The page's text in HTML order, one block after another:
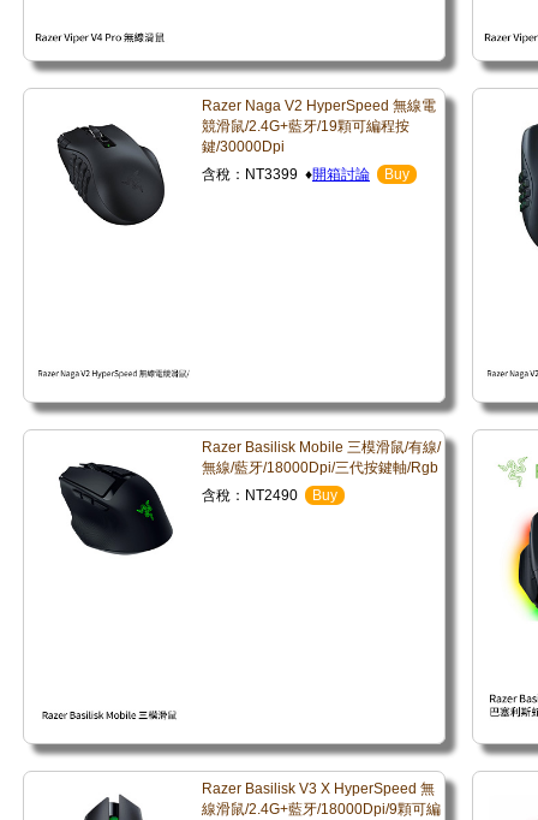
Razer Naga V2 HyperSpeed 無線電
競滑鼠/2.4G+藍牙/19顆可編程按
鍵/30000Dpi
含稅：NT3399 ♦開箱討論 Buy
Razer Basilisk Mobile 三模滑鼠/有線/
無線/藍牙/18000Dpi/三代按鍵軸/Rgb
含稅：NT2490
Buy
Razer Basilisk V3 X HyperSpeed 無
線滑鼠/2.4G+藍牙/18000Dpi/9顆可編